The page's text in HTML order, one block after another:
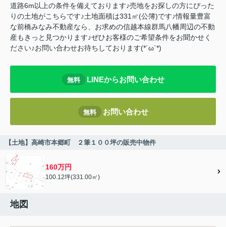
道路6m以上の条件を備えております♪売地をお探しの方にぴった
りの土地がこちらです♪土地面積は331㎡(公簿)です♪情報量豊富
な前橋みなみ不動産なら、お求めの信越本線群馬八幡周辺の不動
産もきっと見つかります♪ぜひお客様のご希望条件をお聞かせく
ださい♪お問い合わせお待ちしております(*´ω`*)
無料 LINEからお問い合わせ
無料 お問い合わせ
【土地】高崎市本郷町 ２筆１００坪の販売中物件
160万円
100.12坪(331.00㎡)
地図